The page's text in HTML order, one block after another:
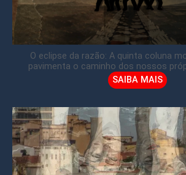
O eclipse da razão: A quinta coluna
pavimenta o caminho dos nossos
SAIBA MAIS